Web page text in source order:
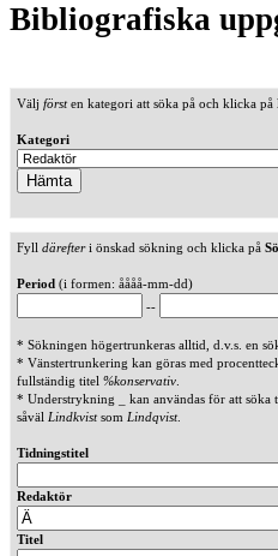
Bibliografiska
Välj försten kategori att söka på och klicka på
Kategori
Fyll därefteri önskad sökning och klicka på
Period (i formen: åååå-mm-dd)
--
* Sökningen högertrunkeras alltid, d.v.s. en
* Vänstertrunkering kan göras med
fullständig titel %konservativ
* Understrykning _ kan användas för att söka
såväl Lindkvistsom Lindqvist.
Tidningstitel
Redaktör
Titel